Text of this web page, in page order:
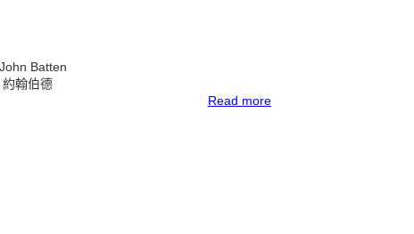
Batten
約翰伯德
Read more